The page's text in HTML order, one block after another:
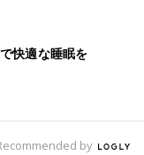
快適な睡眠を
by